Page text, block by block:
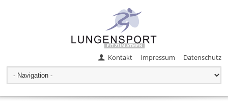
Kontakt Impressum Datenschutz